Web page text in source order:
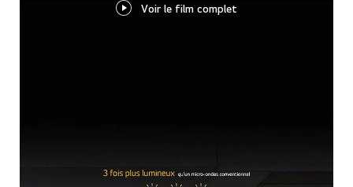
Voir le film complet